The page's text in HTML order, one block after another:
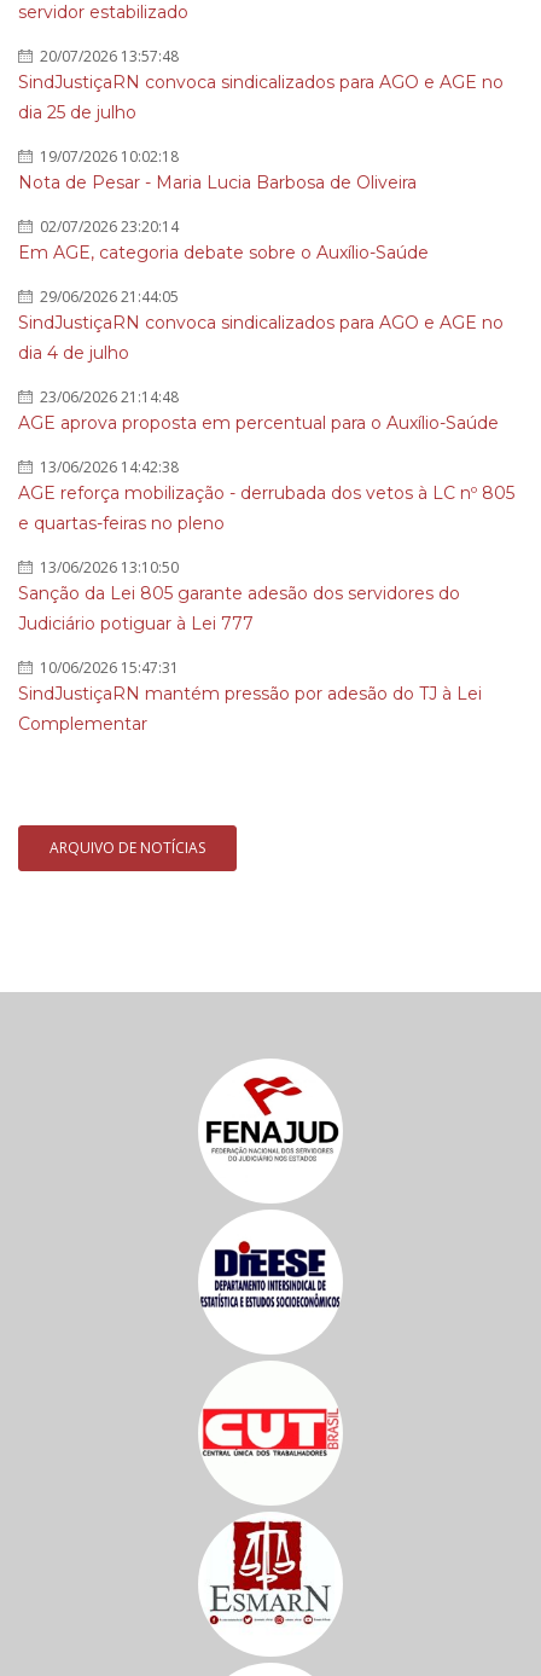
servidor estabilizado
20/07/2026 13:57:48
SindJustiçaRN convoca sindicalizados para AGO e AGE no
dia 25 de julho
19/07/2026 10:02:18
Nota de Pesar - Maria Lucia Barbosa de Oliveira
02/07/2026 23:20:14
Em AGE, categoria debate sobre o Auxílio-Saúde
29/06/2026 21:44:05
SindJustiçaRN convoca sindicalizados para AGO e AGE no
dia 4 de julho
23/06/2026 21:14:48
AGE aprova proposta em percentual para o Auxílio-Saúde
13/06/2026 14:42:38
AGE reforça mobilização - derrubada dos vetos à LC nº 805
e quartas-feiras no pleno
13/06/2026 13:10:50
Sanção da Lei 805 garante adesão dos servidores do
Judiciário potiguar à Lei 777
10/06/2026 15:47:31
SindJustiçaRN mantém pressão por adesão do TJ à Lei
Complementar
ARQUIVO DE NOTÍCIAS